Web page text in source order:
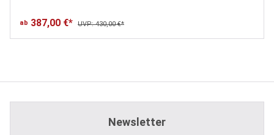
ab 387,00 €* UVP: 430,00 €*
Newsletter